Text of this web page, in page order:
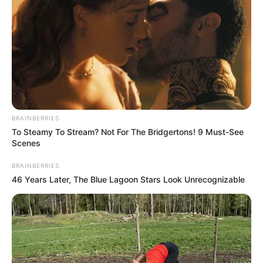
O argumento é o de que, com o fim do imposto sindical, os órgãos
perderam sua maior fonte de custeio, restando prejudicada a
representação dos trabalhadores em deliberações e negociações
coletivas de trabalho. A decisão não representa o retorno do
imposto sindical, já que a contribuição não é obrigatória. Mas o
BRAINBERRIES
To Steamy To Stream? Not For The Bridgertons! 9 Must-See
Scenes
BRAINBERRIES
46 Years Later, The Blue Lagoon Stars Look Unrecognizable